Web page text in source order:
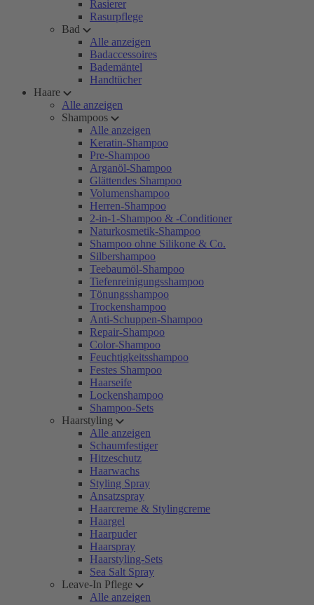
Rasierer
Rasurpflege
Bad
Alle anzeigen
Badaccessoires
Bademäntel
Handtücher
Haare
Alle anzeigen
Shampoos
Alle anzeigen
Keratin-Shampoo
Pre-Shampoo
Arganöl-Shampoo
Glättendes Shampoo
Volumenshampoo
Herren-Shampoo
2-in-1-Shampoo & -Conditioner
Naturkosmetik-Shampoo
Shampoo ohne Silikone & Co.
Silbershampoo
Teebaumöl-Shampoo
Tiefenreinigungsshampoo
Tönungsshampoo
Trockenshampoo
Anti-Schuppen-Shampoo
Repair-Shampoo
Color-Shampoo
Feuchtigkeitsshampoo
Festes Shampoo
Haarseife
Lockenshampoo
Shampoo-Sets
Haarstyling
Alle anzeigen
Schaumfestiger
Hitzeschutz
Haarwachs
Styling Spray
Ansatzspray
Haarcreme & Stylingcreme
Haargel
Haarpuder
Haarspray
Haarstyling-Sets
Sea Salt Spray
Leave-In Pflege
Alle anzeigen